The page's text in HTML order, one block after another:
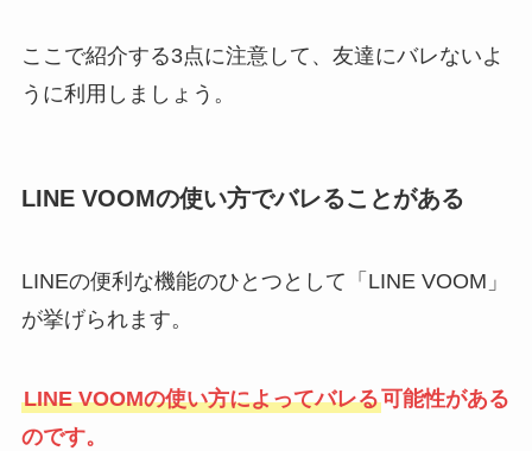
ここで紹介する3点に注意して、友達にバレないよ
うに利用しましょう。
LINE VOOMの使い方でバレることがある
LINEの便利な機能のひとつとして「LINE VOOM」
が挙げられます。
LINE VOOMの使い方によってバレる可能性がある
のです。